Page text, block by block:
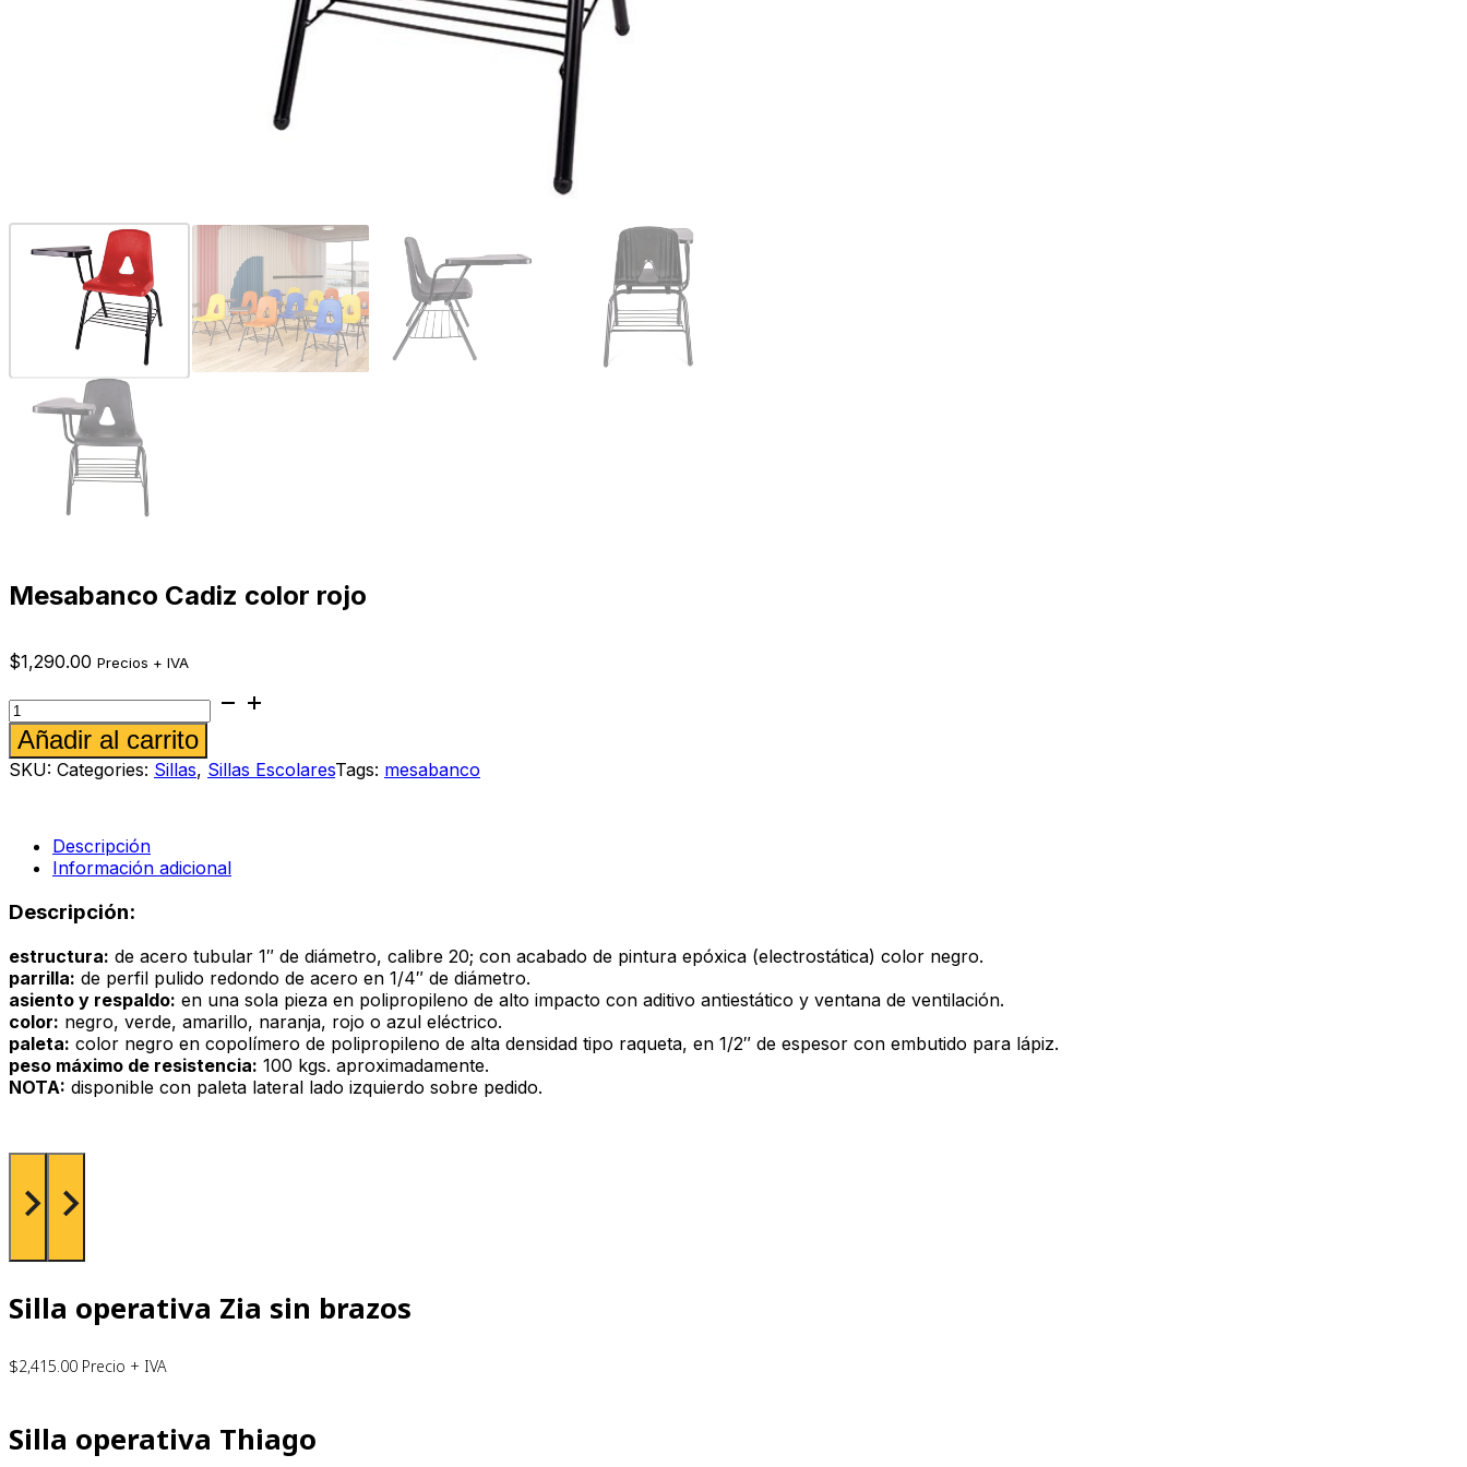
Mesabanco Cadiz color rojo
$1,290.00 Precios + IVA
Mesabanco
Cadiz
color
rojo
cantidad
Añadir al carrito
SKU: Categories: Sillas, Sillas EscolaresTags: mesabanco
Descripción
Información adicional
Descripción:
estructura: de acero tubular 1″ de diámetro, calibre 20; con acabado de pintura epóxica (electrostática) color negro.
parrilla: de perfil pulido redondo de acero en 1/4″ de diámetro.
asiento y respaldo: en una sola pieza en polipropileno de alto impacto con aditivo antiestático y ventana de ventilación.
color: negro, verde, amarillo, naranja, rojo o azul eléctrico.
paleta: color negro en copolímero de polipropileno de alta densidad tipo raqueta, en 1/2″ de espesor con embutido para lápiz.
peso máximo de resistencia: 100 kgs. aproximadamente.
NOTA: disponible con paleta lateral lado izquierdo sobre pedido.
Silla operativa Zia sin brazos
$2,415.00 Precio + IVA
Silla operativa Thiago